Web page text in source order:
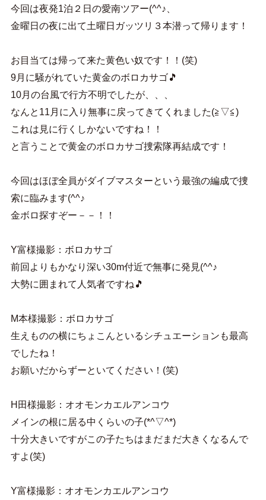
今回は夜発1泊２日の愛南ツアー(^^♪、
金曜日の夜に出て土曜日ガッツリ３本潜って帰ります！
お目当ては帰って来た黄色い奴です！！(笑)
9月に騒がれていた黄金のボロカサゴ🎵
10月の台風で行方不明でしたが、、、
なんと11月に入り無事に戻ってきてくれました(≧▽≦)
これは見に行くしかないですね！！
と言うことで黄金のボロカサゴ捜索隊再結成です！
今回はほぼ全員がダイブマスターという最強の編成で捜
索に臨みます(^^♪
金ボロ探すぞー－－！！
Y富様撮影：ボロカサゴ
前回よりもかなり深い30m付近で無事に発見(^^♪
大勢に囲まれて人気者ですね🎵
M本様撮影：ボロカサゴ
生えものの横にちょこんといるシチュエーションも最高
でしたね！
お願いだからずーといてください！(笑)
H田様撮影：オオモンカエルアンコウ
メインの根に居る中くらいの子(*^▽^*)
十分大きいですがこの子たちはまだまだ大きくなるんで
すよ(笑)
Y富様撮影：オオモンカエルアンコウ